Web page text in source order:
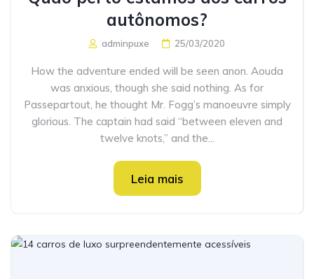
autônomos?
adminpuxe 25/03/2020
How the adventure ended will be seen anon. Aouda
was anxious, though she said nothing. As for
Passepartout, he thought Mr. Fogg’s manoeuvre simply
glorious. The captain had said “between eleven and
twelve knots,” and the...
Leia mais